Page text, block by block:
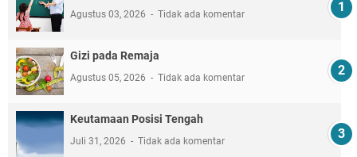
Agustus 03, 2026 Tidak ada komentar
Gizi pada Remaja
Agustus 05, 2026 Tidak ada komentar
Keutamaan Posisi Tengah
Juli 31, 2026 Tidak ada komentar